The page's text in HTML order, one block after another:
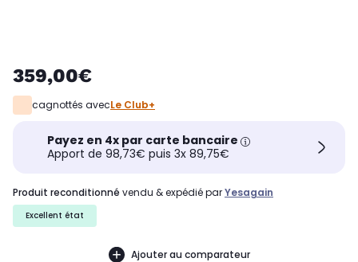
359,00€
cagnottés avecLe Club+
Payez en 4x par carte bancaire
Apport de 98,73€ puis 3x 89,75€
produit reconditionné vendu & expédié parYesagain
Excellent état
Ajouter au comparateur